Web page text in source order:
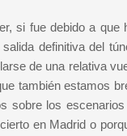
si fue debido a
definitiva del
de una relativa
también estamos
sobre los
en Madrid o